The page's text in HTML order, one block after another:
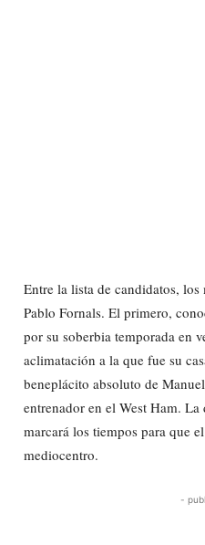
Entre la lista de candidatos,
Pablo Fornals. El primero,
por su soberbia temporada en
aclimatación a la que fue su
beneplácito absoluto de
entrenador en el West Ham.
marcará los tiempos para que
mediocentro.
-